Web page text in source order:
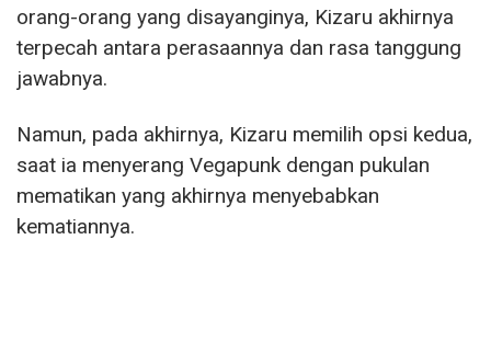
orang-orang yang disayanginya, Kizaru akhirnya
terpecah antara perasaannya dan rasa tanggung
jawabnya.
Namun, pada akhirnya, Kizaru memilih opsi kedua,
saat ia menyerang Vegapunk dengan pukulan
mematikan yang akhirnya menyebabkan
kematiannya.